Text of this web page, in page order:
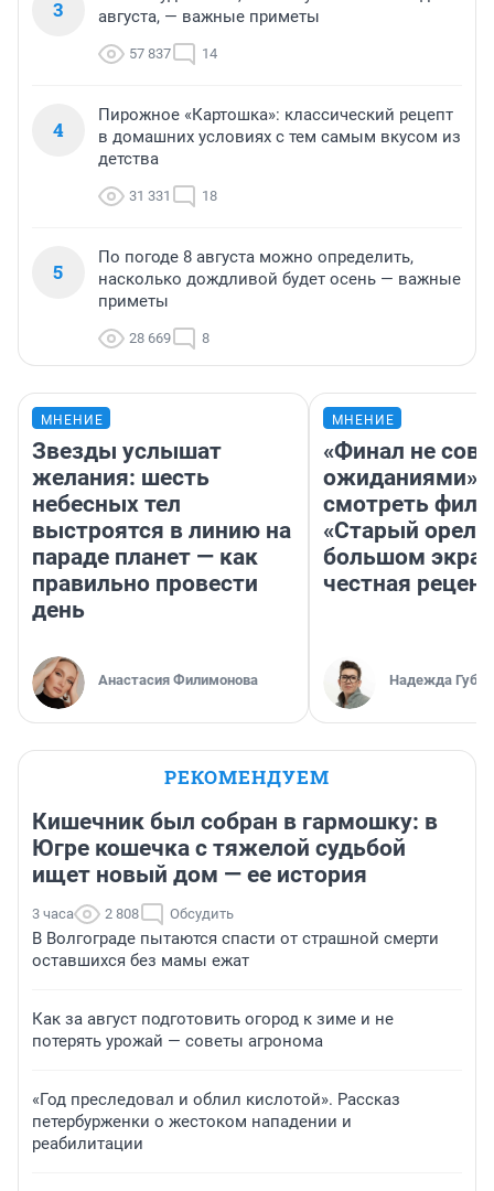
3
августа, — важные приметы
57 837 14
4
Пирожное «Картошка»: классический рецепт
в домашних условиях с тем самым вкусом из
детства
31 331 18
5
По погоде 8 августа можно определить,
насколько дождливой будет осень — важные
приметы
28 669 8
МНЕНИЕ
Звезды услышат
желания: шесть
небесных тел
выстроятся в линию на
параде планет — как
правильно провести
день
Анастасия Филимонова
МНЕНИЕ
«Финал не
ожиданиями»:
смотреть
«Старый орел»
большом
честная
Надежда
РЕКОМЕНДУЕМ
Кишечник был собран в гармошку: в
Югре кошечка с тяжелой судьбой
ищет новый дом — ее история
3 часа 2 808 Обсудить
В Волгограде пытаются спасти от страшной смерти
оставшихся без мамы ежат
Как за август подготовить огород к зиме и не
потерять урожай — советы агронома
«Год преследовал и облил кислотой». Рассказ
петербурженки о жестоком нападении и
реабилитации